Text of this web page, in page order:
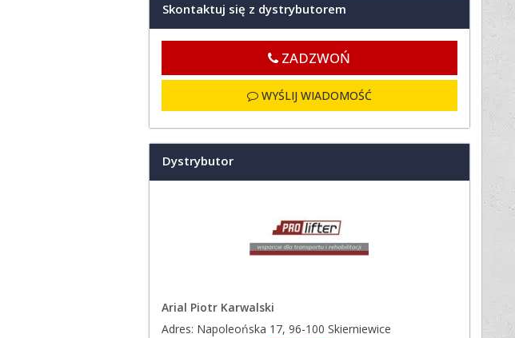
Skontaktuj się z dystrybutorem
ZADZWOŃ
WYŚLIJ WIADOMOŚĆ
Dystrybutor
Arial Piotr Karwalski
Adres: Napoleońska 17, 96-100 Skierniewice